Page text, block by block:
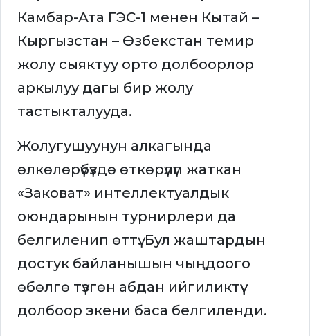
Камбар-Ата ГЭС-1 менен Кытай –
Кыргызстан – Өзбекстан темир
жолу сыяктуу орто долбоорлор
аркылуу дагы бир жолу
тастыкталууда.
Жолугушуунун алкагында
өлкөлөрүбүздө өткөрүлүп жаткан
«Заковат» интеллектуалдык
оюндарынын турнирлери да
белгиленип өттү. Бул жаштардын
достук байланышын чыңдоого
өбөлгө түзгөн абдан ийгиликтүү
долбоор экени баса белгиленди.